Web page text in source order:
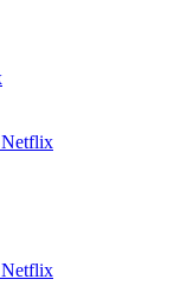
Netflix
Netflix